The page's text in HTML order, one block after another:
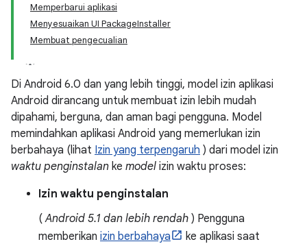
Memperbarui aplikasi
Menyesuaikan UI PackageInstaller
Membuat pengecualian
Di Android 6.0 dan yang lebih tinggi, model izin aplikasi
Android dirancang untuk membuat izin lebih mudah
dipahami, berguna, dan aman bagi pengguna. Model
memindahkan aplikasi Android yang memerlukan izin
berbahaya (lihat Izin yang terpengaruh ) dari model izin
waktu penginstalan ke model izin waktu proses:
Izin waktu penginstalan
(Android 5.1 dan lebih rendah ) Pengguna
memberikan izin berbahaya
ke aplikasi saat